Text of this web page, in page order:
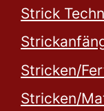
Strick
Stricken/
Stricken/